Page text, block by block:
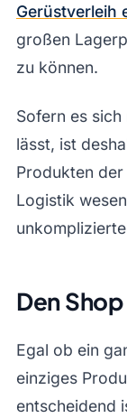
Gerüstverleih
großen
zu können.
Sofern es
lässt, ist
Produkten
Logistik
Den
Egal ob ein
einziges
entscheidend